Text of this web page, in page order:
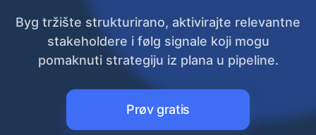
Byg tržište strukturirano, aktivirajte relevantne
stakeholdere i følg signale koji mogu
pomaknuti strategiju iz plana u pipeline.
Prøv gratis